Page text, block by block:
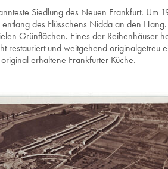
Siedlung des Neuen Frankfurt. Um
des Flüsschens Nidda an den
Grünflächen. Eines der Reihenhäuser
restauriert und weitgehend originalgetreu
erhaltene Frankfurter Küche.